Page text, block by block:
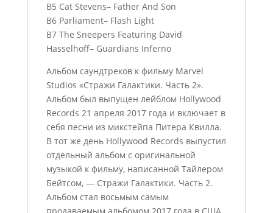
B5 Cat Stevens– Father And Son
B6 Parliament– Flash Light
B7 The Sneepers Featuring David
Hasselhoff– Guardians Inferno
Альбом саундтреков к фильму Marvel
Studios «Стражи Галактики. Часть 2».
Альбом был выпущен лейблом Hollywood
Records 21 апреля 2017 года и включает в
себя песни из микстейпа Питера Квилла.
В тот же день Hollywood Records выпустил
отдельный альбом с оригинальной
музыкой к фильму, написанной Тайлером
Бейтсом, — Стражи Галактики. Часть 2.
Альбом стал восьмым самым